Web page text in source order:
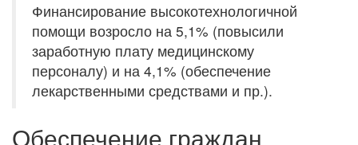
Финансирование высокотехнологичной
помощи возросло на 5,1% (повысили
заработную плату медицинскому
персоналу) и на 4,1% (обеспечение
лекарственными средствами и пр.).
Обеспечение граждан